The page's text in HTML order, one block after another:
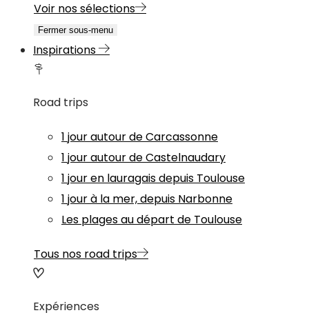
Voir nos sélections
Fermer sous-menu
Inspirations
Road trips
1 jour autour de Carcassonne
1 jour autour de Castelnaudary
1 jour en lauragais depuis Toulouse
1 jour à la mer, depuis Narbonne
Les plages au départ de Toulouse
Tous nos road trips
Expériences